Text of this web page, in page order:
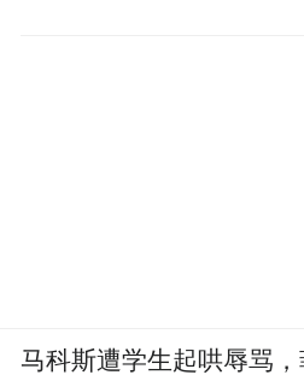
马科斯遭学生起哄辱骂